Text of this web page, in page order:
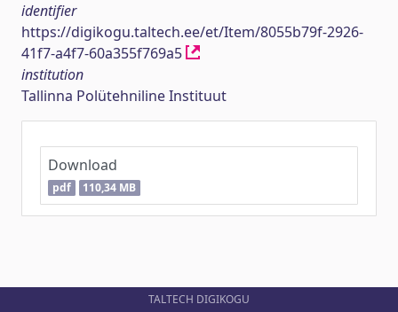
identifier
https://digikogu.taltech.ee/et/Item/8055b79f-2926-
41f7-a4f7-60a355f769a5
institution
Tallinna Polütehniline Instituut
Download
pdf 110,34 MB
TALTECH DIGIKOGU